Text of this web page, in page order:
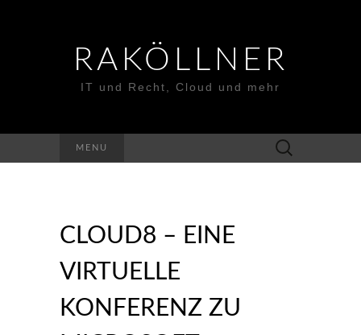
RAKÖLLNER
IT und Recht, Cloud und mehr
MENU
Suchen
nach:
CLOUD8 – EINE
VIRTUELLE
KONFERENZ ZU